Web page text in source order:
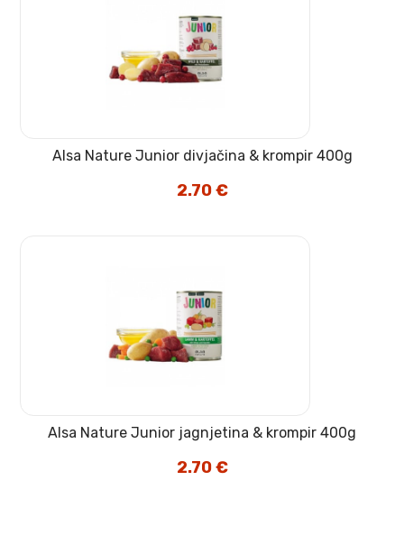
Alsa Nature Junior divjačina & krompir 400g
2.70€
Alsa Nature Junior jagnjetina & krompir 400g
2.70€